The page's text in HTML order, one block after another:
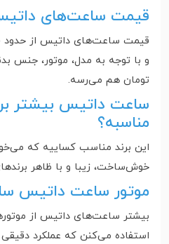
قیمت ساعت‌های
تومان هم می‌رسه.
ساعت داتیس بیشتر
مناسبه؟
این برند مناسب کساییه که
خوش‌ساخت، زیبا و با ظاهر
موتور ساعت داتیس
بیشتر ساعت‌های داتیس از
استفاده می‌کنن که عملکرد دقیقی